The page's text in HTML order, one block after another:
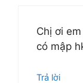
Chị ơi
có mập
Trả lời